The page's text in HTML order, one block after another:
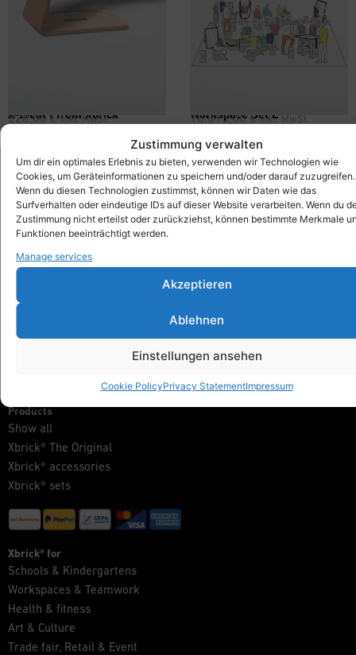
Zustimmung verwalten
Um dir ein optimales Erlebnis zu bieten, verwenden wir Technologien wie
Cookies, um Geräteinformationen zu speichern und/oder darauf zuzugreifen.
Wenn du diesen Technologien zustimmst, können wir Daten wie das
Surfverhalten oder eindeutige IDs auf dieser Website verarbeiten. Wenn du
Zustimmung nicht erteilst oder zurückziehst, können bestimmte Merkmale
Funktionen beeinträchtigt werden.
Manage services
Akzeptieren
Ablehnen
Einstellungen ansehen
Cookie PolicyPrivacy StatementImpressum
X-tseat f from Xbrick
228,00 € inkl. MwSt. Workspace Set L
10.095,00 € inkl. MwSt.
Xbrick®
designed by wd3_spatial design
wd3 GmbH
Seidenstraße 57
70174 Stuttgart
info@xbrick.eu
Follow Xbrick®
Products
Show all
Xbrick® The Original
Xbrick® accessories
Xbrick® sets
Xbrick® for
Schools & Kindergartens
Workspaces & Teamwork
Health & fitness
Art & Culture
Trade fair, Retail & Event